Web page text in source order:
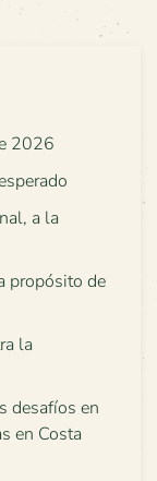
2026
a la
propósito de
la
desafíos en
en Costa